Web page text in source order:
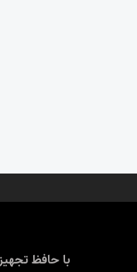
با حافظ